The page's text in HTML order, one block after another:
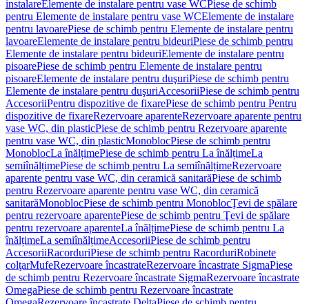
instalareElemente de instalare pentru vase WCPiese de schimb
pentru Elemente de instalare pentru vase WCElemente de instalare
pentru lavoarePiese de schimb pentru Elemente de instalare pentru
lavoareElemente de instalare pentru bideuriPiese de schimb pentru
Elemente de instalare pentru bideuriElemente de instalare pentru
pisoarePiese de schimb pentru Elemente de instalare pentru
pisoareElemente de instalare pentru duşuriPiese de schimb pentru
Elemente de instalare pentru duşuriAccesoriiPiese de schimb pentru
AccesoriiPentru dispozitive de fixarePiese de schimb pentru Pentru
dispozitive de fixareRezervoare aparenteRezervoare aparente pentru
vase WC, din plasticPiese de schimb pentru Rezervoare aparente
pentru vase WC, din plasticMonoblocPiese de schimb pentru
MonoblocLa înălțimePiese de schimb pentru La înălțimeLa
semiînălțimePiese de schimb pentru La semiînălțimeRezervoare
aparente pentru vase WC, din ceramică sanitarăPiese de schimb
pentru Rezervoare aparente pentru vase WC, din ceramică
sanitarăMonoblocPiese de schimb pentru MonoblocŢevi de spălare
pentru rezervoare aparentePiese de schimb pentru Ţevi de spălare
pentru rezervoare aparenteLa înălțimePiese de schimb pentru La
înălțimeLa semiînălțimeAccesoriiPiese de schimb pentru
AccesoriiRacorduriPiese de schimb pentru RacorduriRobinete
colţarMufeRezervoare încastrateRezervoare încastrate SigmaPiese
de schimb pentru Rezervoare încastrate SigmaRezervoare încastrate
OmegaPiese de schimb pentru Rezervoare încastrate